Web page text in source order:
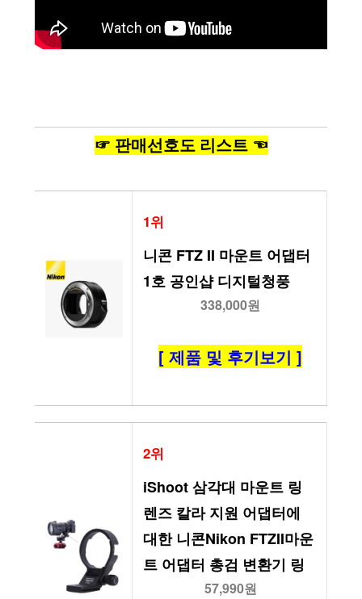
☞ 판매선호도 리스트 ☜
1위
니콘 FTZ II 마운트 어댑터
1호 공인샵 디지털청풍
338,000원
[ 제품 및 후기보기 ]
2위
iShoot 삼각대 마운트 링
렌즈 칼라 지원 어댑터에
대한 니콘Nikon FTZII마운
트 어댑터 총검 변환기 링
57,990원